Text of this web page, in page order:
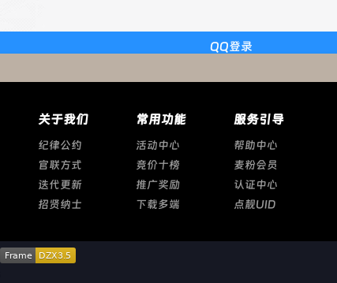
QQ登录
关于我们
纪律公约
官联方式
迭代更新
招贤纳士
常用功能
活动中心
竞价十榜
推广奖励
下载多端
服务引导
帮助中心
麦粉会员
认证中心
点靓UID